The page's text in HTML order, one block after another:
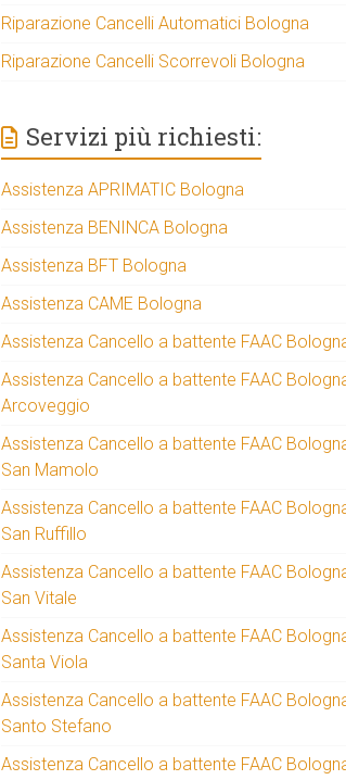
Riparazione Cancelli Automatici Bologna
Riparazione Cancelli Scorrevoli Bologna
Servizi più richiesti:
Assistenza APRIMATIC Bologna
Assistenza BENINCA Bologna
Assistenza BFT Bologna
Assistenza CAME Bologna
Assistenza Cancello a battente FAAC
Assistenza Cancello a battente FAAC
Arcoveggio
Assistenza Cancello a battente FAAC
San Mamolo
Assistenza Cancello a battente FAAC
San Ruffillo
Assistenza Cancello a battente FAAC
San Vitale
Assistenza Cancello a battente FAAC
Santa Viola
Assistenza Cancello a battente FAAC
Santo Stefano
Assistenza Cancello a battente FAAC